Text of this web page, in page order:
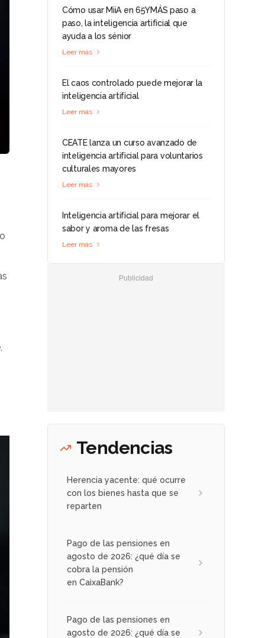
Cómo usar MiiA en 65YMÁS paso a
paso, la inteligencia artificial que
ayuda a los sénior
Leer más
El caos controlado puede mejorar la
inteligencia artificial
Leer más
CEATE lanza un curso avanzado de
inteligencia artificial para voluntarios
culturales mayores
Leer más
Inteligencia artificial para mejorar el
sabor y aroma de las fresas
Leer más
Tendencias
Herencia yacente: qué ocurre
con los bienes hasta que se
reparten
Pago de las pensiones en
agosto de 2026: ¿qué día se
cobra la pensión
en CaixaBank?
Pago de las pensiones en
agosto de 2026: ¿qué día se